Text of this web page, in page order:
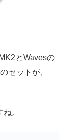
とWavesの
セットが、
。